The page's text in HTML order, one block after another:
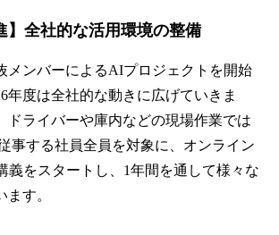
】全社的な活用環境の整備
メンバーによるAIプロジェクトを開始
年度は全社的な動きに広げていきま
ドライバーや庫内などの現場作業では
事する社員全員を対象に、オンライン
義をスタートし、1年間を通して様々な
す。